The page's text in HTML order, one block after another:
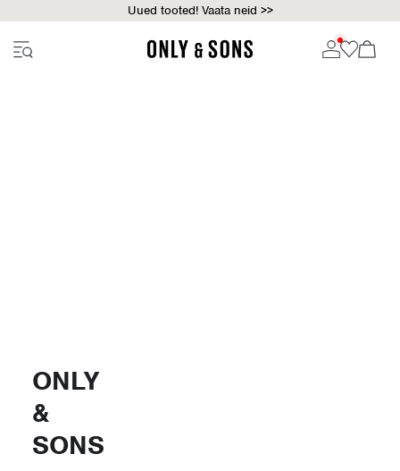
Uued tooted! Vaata neid >>
ONLY
&
SONS